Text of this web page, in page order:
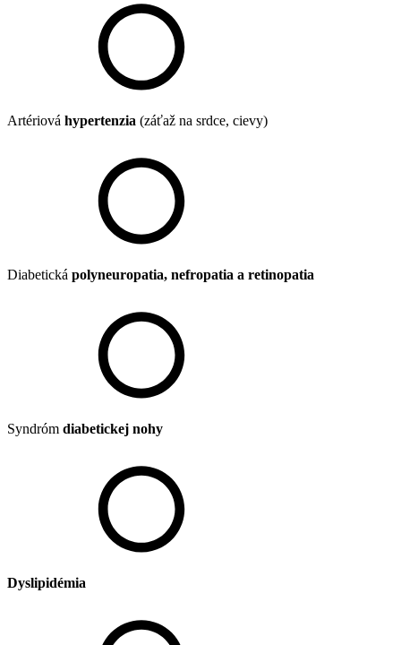
Artériová hypertenzia (záťaž na srdce, cievy)
Diabetická polyneuropatia, nefropatia a retinopatia
Syndróm diabetickej nohy
Dyslipidémia